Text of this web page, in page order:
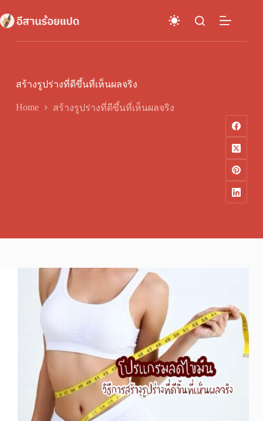
to
content
สร้างรูปร่างที่ดีขึ้นที่เห็นผลจริง
Home สร้างรูปร่างที่ดีขึ้นที่เห็นผลจริง